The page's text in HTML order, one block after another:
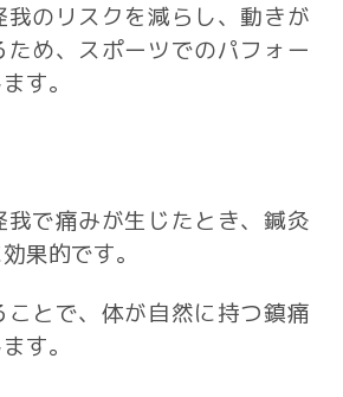
のリスクを減らし、動きが
ため、スポーツでのパフォー
す。
で痛みが生じたとき、鍼灸
果的です。
ことで、体が自然に持つ鎮痛
す。